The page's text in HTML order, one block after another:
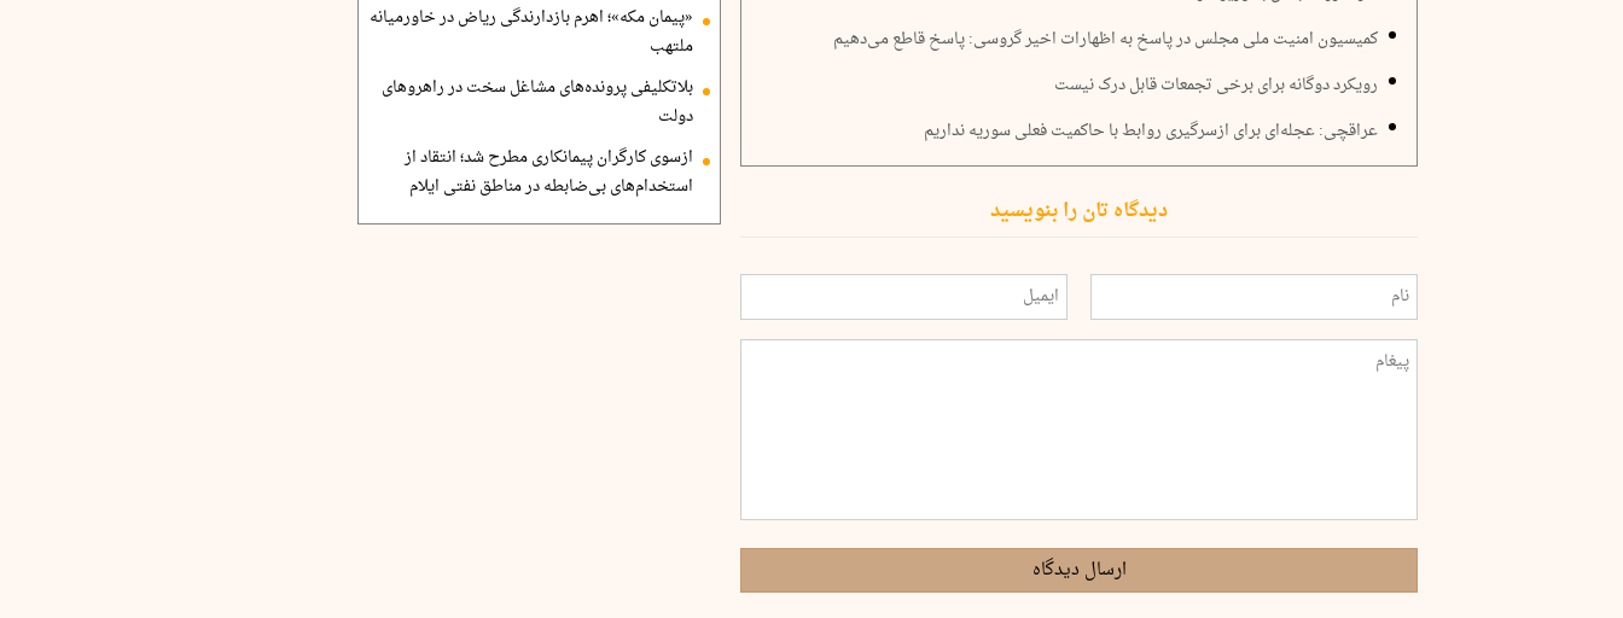
کمیسیون امنیت ملی مجلس در پاسخ به اظهارات اخیر گروسی: پاسخ قاطع می‌دهیم
رویکرد دوگانه برای برخی تجمعات قابل درک نیست
عراقچی: عجله‌ای برای ازسرگیری روابط با حاکمیت فعلی سوریه نداریم
دیدگاه تان را بنویسید
ارسال دیدگاه
«پیمان مکه»؛ اهرم بازدارندگی ریاض در خاورمیانه
ملتهب
بلاتکلیفی پرونده‌های مشاغل سخت در راهروهای
دولت
ازسوی کارگران پیمانکاری مطرح شد؛ انتقاد از
استخدام‌های بی‌ضابطه در مناطق نفتی ایلام